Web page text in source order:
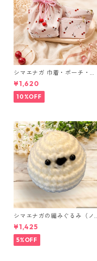
シマエナガ 巾着・ポーチ・ミ
ニポーチ(カード収納にも) ３
点セット さくらんぼ柄×淡いピ
ンク
¥1,620
10%OFF
シマエナガの編みぐるみ（ノ
ーマル）
¥1,425
5%OFF